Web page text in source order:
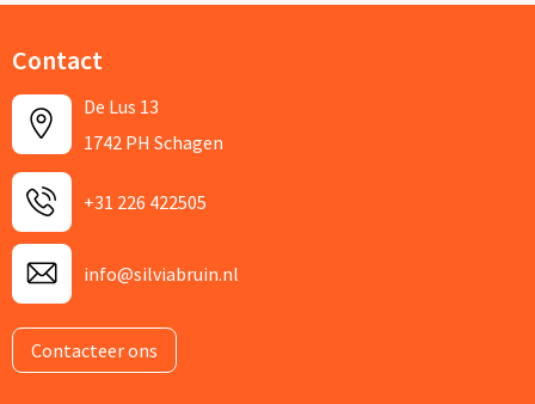
Contact
De Lus 13
1742 PH Schagen
+31 226 422505
info@silviabruin.nl
Contacteer ons